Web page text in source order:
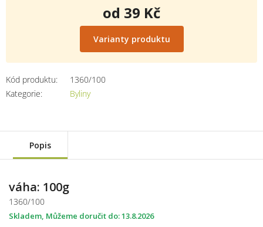
Kód produktu:
1360/100
Kategorie: Byliny
od 39 Kč
Měrná
cena:
Varianty produktu
Popis
váha: 100g
1360/100
Skladem 13.8.2026